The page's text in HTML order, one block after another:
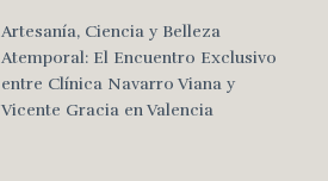
Artesanía, Ciencia y Belleza
Atemporal: El Encuentro Exclusivo
entre Clínica Navarro Viana y
Vicente Gracia en Valencia